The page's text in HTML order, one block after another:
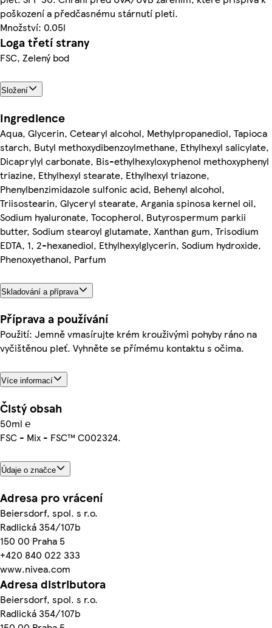
poškození a předčasnému stárnutí pleti.
Množství: 0.05l
Loga třetí strany
FSC, Zelený bod
Složení
Ingredience
Aqua, Glycerin, Cetearyl alcohol, Methylpropanediol, Tapioca
starch, Butyl methoxydibenzoylmethane, Ethylhexyl salicylate,
Dicaprylyl carbonate, Bis-ethylhexyloxyphenol methoxyphenyl
triazine, Ethylhexyl stearate, Ethylhexyl triazone,
Phenylbenzimidazole sulfonic acid, Behenyl alcohol,
Triisostearin, Glyceryl stearate, Argania spinosa kernel oil,
Sodium hyaluronate, Tocopherol, Butyrospermum parkii
butter, Sodium stearoyl glutamate, Xanthan gum, Trisodium
EDTA, 1, 2-hexanediol, Ethylhexylglycerin, Sodium hydroxide,
Phenoxyethanol, Parfum
Skladování a příprava
Příprava a používání
Použití: Jemně vmasírujte krém krouživými pohyby ráno na
vyčištěnou pleť. Vyhněte se přímému kontaktu s očima.
Více informací
Čistý obsah
50ml ℮
FSC - Mix - FSC™ C002324.
Údaje o značce
Adresa pro vrácení
Beiersdorf, spol. s r.o.
Radlická 354/107b
150 00 Praha 5
+420 840 022 333
www.nivea.com
Adresa distributora
Beiersdorf, spol. s r.o.
Radlická 354/107b